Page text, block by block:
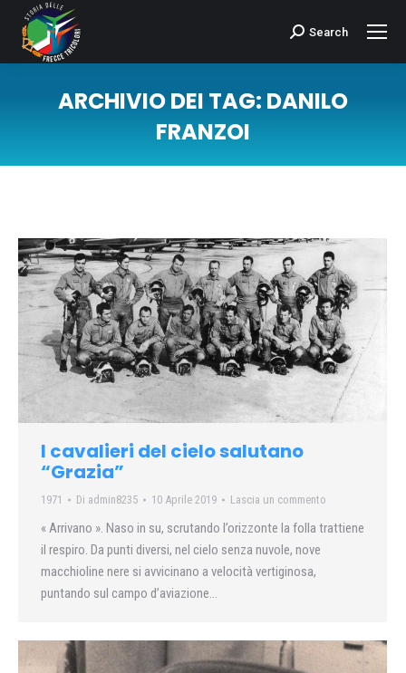
Cerca:Search
ARCHIVIO DEI TAG: DANILO
FRANZOI
I cavalieri del cielo salutano
“Grazia”
1971 Di admin8235 10 Aprile 2019 Lascia un commento
« Arrivano ». Naso in su, scrutando l’orizzonte la folla trattiene
il respiro. Da punti diversi, nel cielo senza nuvole, nove
macchioline nere si avvicinano a velocità vertiginosa,
puntando sul campo d’aviazione…